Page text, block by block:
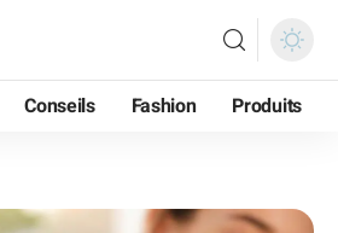
Conseils Fashion Produits